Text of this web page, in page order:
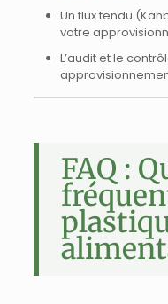
Un flux tendu
votre
L’audit et le
FAQ :